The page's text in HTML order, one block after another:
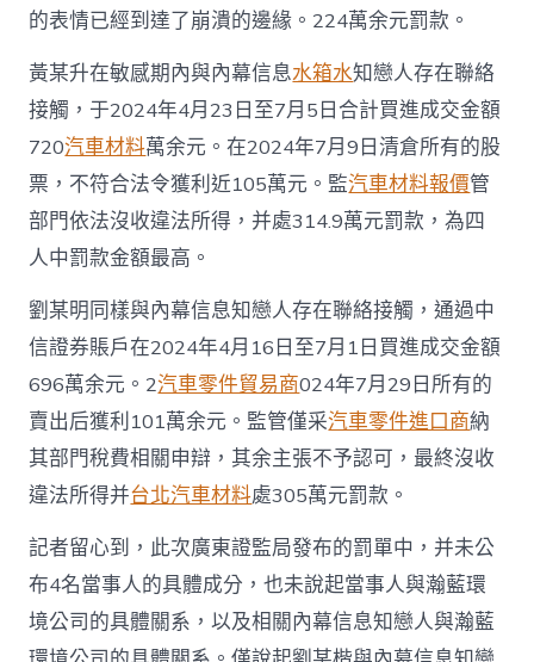
的表情已經到達了崩潰的邊緣。224萬余元罰款。
黃某升在敏感期內與內幕信息水箱水知戀人存在聯絡
接觸，于2024年4月23日至7月5日合計買進成交金額
720汽車材料萬余元。在2024年7月9日清倉所有的股
票，不符合法令獲利近105萬元。監汽車材料報價管
部門依法沒收違法所得，并處314.9萬元罰款，為四
人中罰款金額最高。
劉某明同樣與內幕信息知戀人存在聯絡接觸，通過中
信證券賬戶在2024年4月16日至7月1日買進成交金額
696萬余元。2汽車零件貿易商024年7月29日所有的
賣出后獲利101萬余元。監管僅采汽車零件進口商納
其部門稅費相關申辯，其余主張不予認可，最終沒收
違法所得并台北汽車材料處305萬元罰款。
記者留心到，此次廣東證監局發布的罰單中，并未公
布4名當事人的具體成分，也未說起當事人與瀚藍環
境公司的具體關系，以及相關內幕信息知戀人與瀚藍